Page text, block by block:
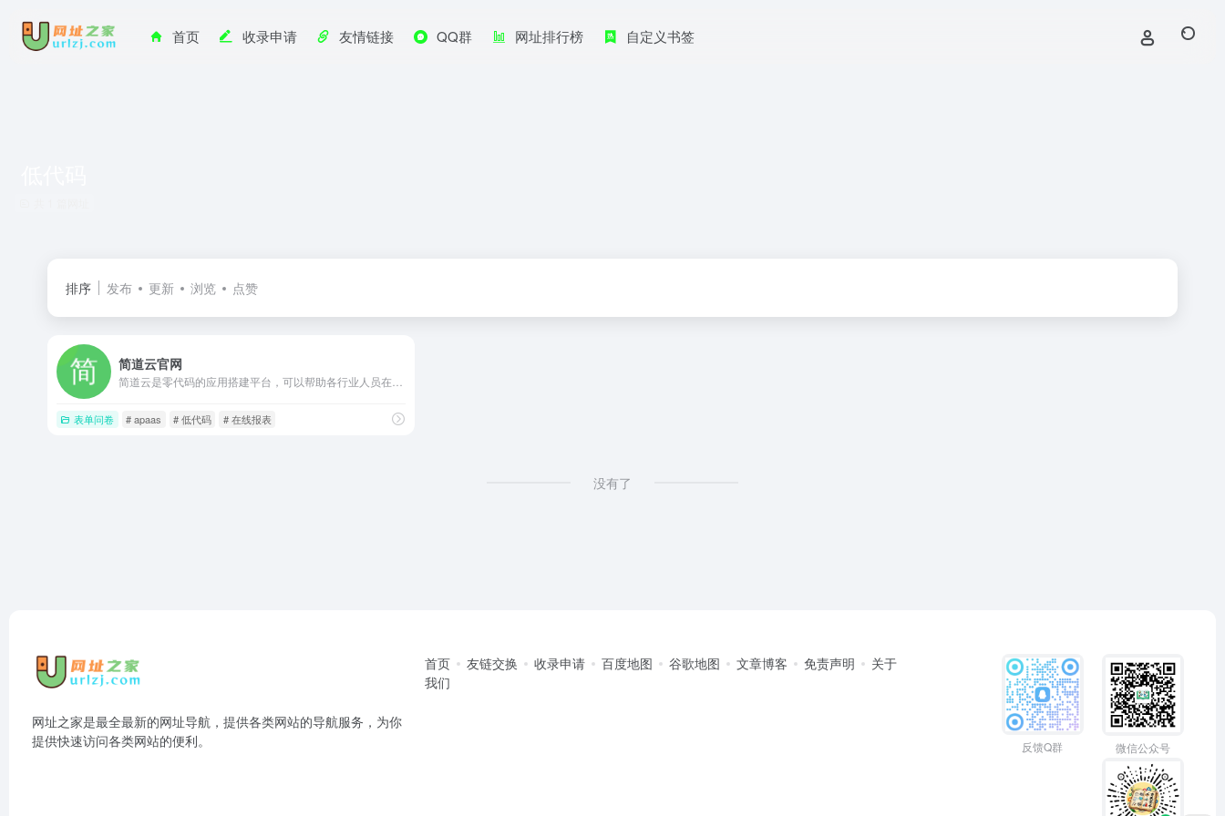
首页 收录申请 友情链接 QQ群 网址排行榜 自定义书签
排序 发布 更新 浏览 点赞
简道云官网
表单问卷 # apaas # 低代码 # 在线报表
没有了
网址之家是最全最新的网址导航，提供各类网站的导航服务，为你
提供快速访问各类网站的便利。
首页 友链交换 收录申请 百度地图 谷歌地图 文章博客 免责声明
关于
我们
反馈Q群 微信公众号